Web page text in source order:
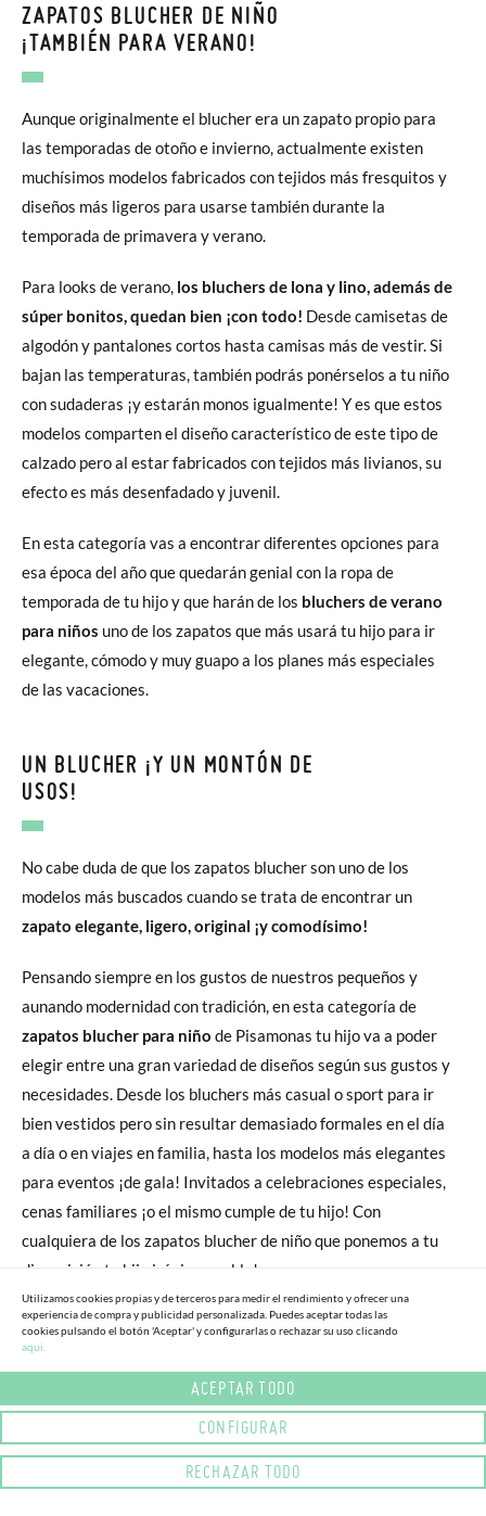
ZAPATOS BLUCHER DE NIÑO
¡TAMBIÉN PARA VERANO!
Aunque originalmente el blucher era un zapato propio para
las temporadas de otoño e invierno, actualmente existen
muchísimos modelos fabricados con tejidos más fresquitos y
diseños más ligeros para usarse también durante la
temporada de primavera y verano.
Para looks de verano, los bluchers de lona y lino, además de
súper bonitos, quedan bien ¡con todo! Desde camisetas de
algodón y pantalones cortos hasta camisas más de vestir. Si
bajan las temperaturas, también podrás ponérselos a tu niño
con sudaderas ¡y estarán monos igualmente! Y es que estos
modelos comparten el diseño característico de este tipo de
calzado pero al estar fabricados con tejidos más livianos, su
efecto es más desenfadado y juvenil.
En esta categoría vas a encontrar diferentes opciones para
esa época del año que quedarán genial con la ropa de
temporada de tu hijo y que harán de los bluchers de verano
para niños uno de los zapatos que más usará tu hijo para ir
elegante, cómodo y muy guapo a los planes más especiales
de las vacaciones.
UN BLUCHER ¡Y UN MONTÓN DE
USOS!
No cabe duda de que los zapatos blucher son uno de los
modelos más buscados cuando se trata de encontrar un
zapato elegante, ligero, original ¡y comodísimo!
Pensando siempre en los gustos de nuestros pequeños y
aunando modernidad con tradición, en esta categoría de
zapatos blucher para niño de Pisamonas tu hijo va a poder
elegir entre una gran variedad de diseños según sus gustos y
necesidades. Desde los bluchers más casual o sport para ir
bien vestidos pero sin resultar demasiado formales en el día
a día o en viajes en familia, hasta los modelos más elegantes
para eventos ¡de gala! Invitados a celebraciones especiales,
cenas familiares ¡o el mismo cumple de tu hijo! Con
cualquiera de los zapatos blucher de niño que ponemos a tu
disposición tu hijo irá ¡impecable!
LOS BLUCHERS DE NIÑO DE
TENDENCIA ¡PARA LOOKS DE
PASARELA!
Y es precisamente en esos eventos tan significativos donde
Utilizamos cookies propias y de terceros para medir el rendimiento y ofrecer una
experiencia de compra y publicidad personalizada. Puedes aceptar todas las
cookies pulsando el botón 'Aceptar' y configurarlas o rechazar su uso clicando
aqui.
ACEPTAR TODO
CONFIGURAR
RECHAZAR TODO